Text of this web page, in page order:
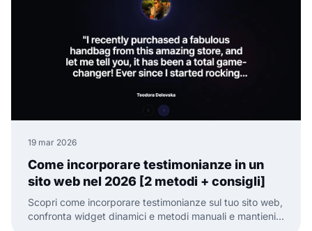
19 mar 2026
Come incorporare testimonianze in un
sito web nel 2026 [2 metodi + consigli]
Scopri come incorporare testimonianze sul tuo sito web,
confronta widget dinamici e metodi manuali e mantieni